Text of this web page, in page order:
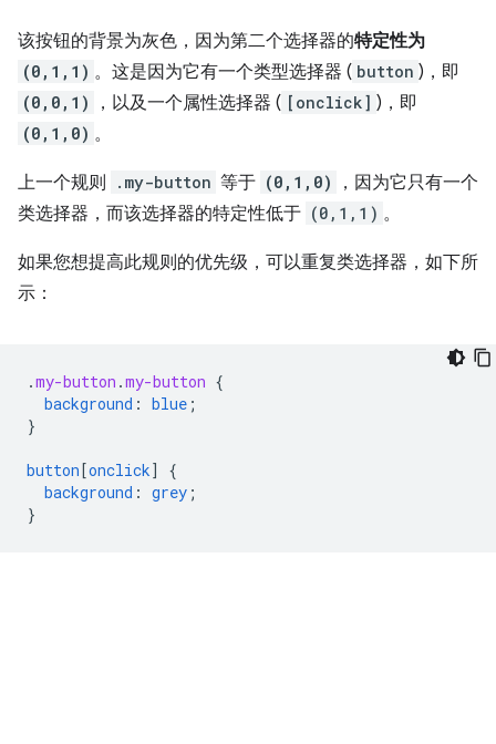
该按钮的背景为灰色，因为第二个选择器的特定性为
(0,1,1) 。这是因为它有一个类型选择器 ( button )，即
(0,0,1) ，以及一个属性选择器 ( [onclick] )，即
(0,1,0) 。
上一个规则 .my-button 等于 (0,1,0)
，因为它只有一个
类选择器，而该选择器的特定性低于 (0,1,1) 。
如果您想提高此规则的优先级，可以重复类选择器，如下所
示：
.my-button .my-button {
background : blue ;
}
button [onclick]
{
background : grey ;
}